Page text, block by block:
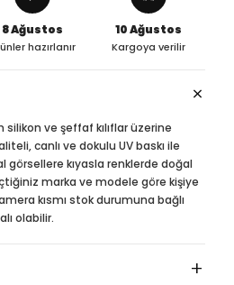
8 Ağustos
hazırlanır
10 Ağustos
Kargoya verilir
×
ve şeffaf kılıflar üzerine
canlı ve dokulu UV baskı ile
kıyasla renklerde doğal
marka ve modele göre kişiye
kısmı stok durumuna bağlı
olabilir.
+